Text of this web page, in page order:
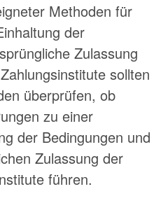
Methoden für
der
Zulassung
sollten
überprüfen, ob
zu einer
der Bedingungen und
Zulassung der
führen.